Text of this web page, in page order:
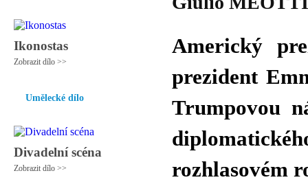
Ikonostas
Zobrazit dílo >>
Umělecké dílo
Divadelní scéna
Zobrazit dílo >>
Americký
prezident
Trumpovou
rozhlasovém